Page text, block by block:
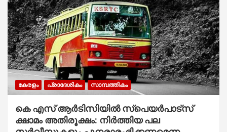
കേരളം പ്രാദേശികം സാമ്പത്തികം
കെ എസ് ആർടിസിയിൽ സ്പെയർപാട്സ്
ക്ഷാമം അതിരൂക്ഷം: നിർത്തിയ പല